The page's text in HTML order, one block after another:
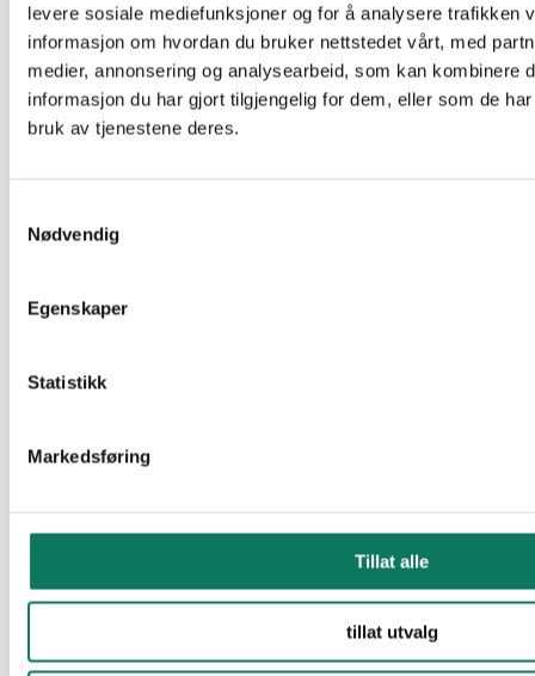
levere sosiale mediefunksjoner og for å analysere trafikken
informasjon om hvordan du bruker nettstedet vårt, med
medier, annonsering og analysearbeid, som kan kombinere
informasjon du har gjort tilgjengelig for dem, eller som de
bruk av tjenestene deres.
Nødvendig
Egenskaper
Statistikk
Markedsføring
Tillat alle
tillat utvalg
tilskuerne!